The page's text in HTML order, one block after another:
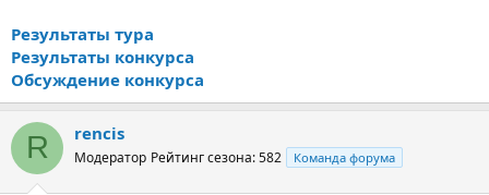
Результаты тура
Результаты конкурса
Обсуждение конкурса
R rencis
Модератор Рейтинг сезона: 582 Команда форума